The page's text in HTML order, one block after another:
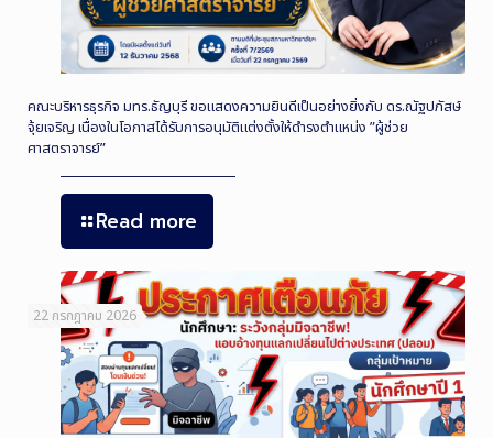
คณะบริหารธุรกิจ มทร.ธัญบุรี ขอแสดงความยินดีเป็นอย่างยิ่งกับ ดร.ณัฐปภัสษ์
จุ้ยเจริญ เนื่องในโอกาสได้รับการอนุมัติแต่งตั้งให้ดำรงตำแหน่ง ”ผู้ช่วย
ศาสตราจารย์”
Read more
22 กรกฎาคม 2026